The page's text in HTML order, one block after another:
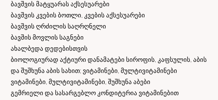
ბავშვის მატყუარას აქსესუარები
ბავშვის კვების ბოთლი, კვების აქსესუარები
ბავშვის ღრძილის საღრღნელი
ბავშის მოვლის საგნები
ახალბედა დედებისთვის
ბიოლოგიურად აქტიური დანამატები სიროფის, კაფსულის, აბის
და შუშხუნა აბის სახით; ვიტამინები, მულტივიტამინები
ვიტამინები, მულტივიტამინები, შუშხუნა აბები
გემრიელი და სასარგებლო კონდიტერია ვიტამინებით